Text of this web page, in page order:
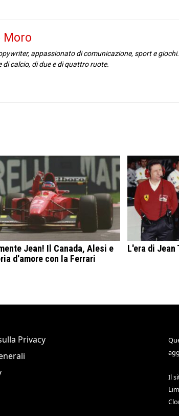
Moro
appassionato di comunicazione, sport e
calcio, di due e di quattro ruote.
Jean! Il Canada, Alesi e
d'amore con la Ferrari
L'era di Jean
Privacy
Il